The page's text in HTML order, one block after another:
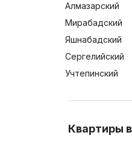
Алмазарский
Мирабадский
Яшнабадский
Сергелийский
Учтепинский
Квартиры